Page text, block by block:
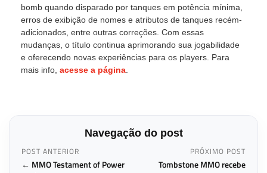
bomb quando disparado por tanques em potência mínima,
erros de exibição de nomes e atributos de tanques recém-
adicionados, entre outras correções. Com essas
mudanças, o título continua aprimorando sua jogabilidade
e oferecendo novas experiências para os players. Para
mais info, acesse a página
Navegação do post
POST ANTERIOR
← MMO Testament of Power
PRÓXIMO POST
Tombstone MMO recebe